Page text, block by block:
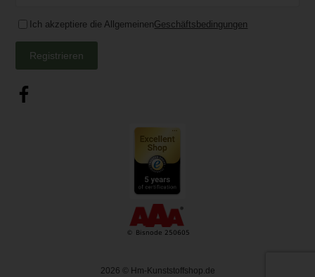
Ich akzeptiere die AllgemeinenGeschäftsbedingungen
Registrieren
2026 © Hm-Kunststoffshop.de